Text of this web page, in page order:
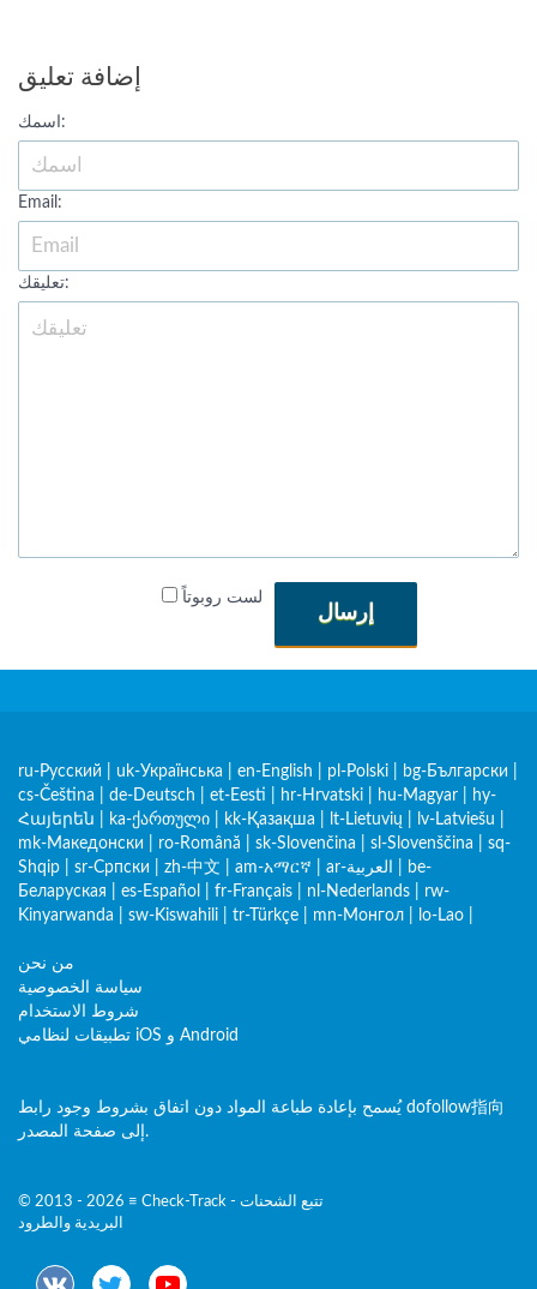
إضافة تعليق
اسمك:
Email:
تعليقك:
لست روبوتاً
إرسال
ru-Русский uk-Українська en-English pl-Polski bg-Български
cs-Čeština
de-Deutsch et-Eesti hr-Hrvatski hu-Magyar
hy-
Հայերեն
ka-ქართული kk-Қазақша lt-Lietuvių lv-Latviešu
mk-Македонски
ro-Română sk-Slovenčina sl-Slovenščina
sq-
Shqip
sr-Српски zh-中文 am-አማርኛ ar-العربية
be-
Беларуская
es-Español fr-Français nl-Nederlands
rw-
Kinyarwanda
sw-Kiswahili tr-Türkçe mn-Монгол lo-Lao
من نحن
سياسة الخصوصية
شروط الاستخدام
تطبيقات لنظامي iOS و Android
يُسمح بإعادة طباعة المواد دون اتفاق بشروط وجود رابط dofollow指向
إلى صفحة المصدر.
© 2013 - 2026 ≡ Check-Track - تتبع الشحنات
البريدية والطرود